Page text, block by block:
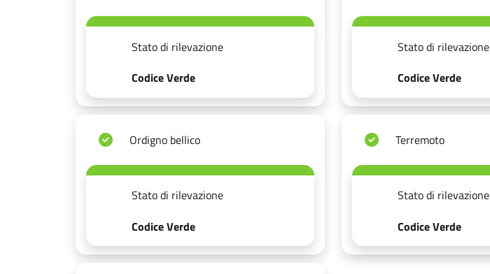
Stato di rilevazione
Codice Verde
Stato di rilevazione
Codice Verde
Ordigno bellico
Stato di rilevazione
Codice Verde
Terremoto
Stato di rilevazione
Codice Verde